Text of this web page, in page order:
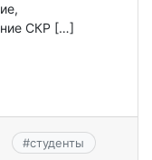
СКР […]
#студенты